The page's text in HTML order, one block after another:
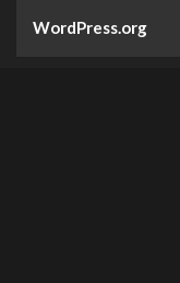
WordPress.org